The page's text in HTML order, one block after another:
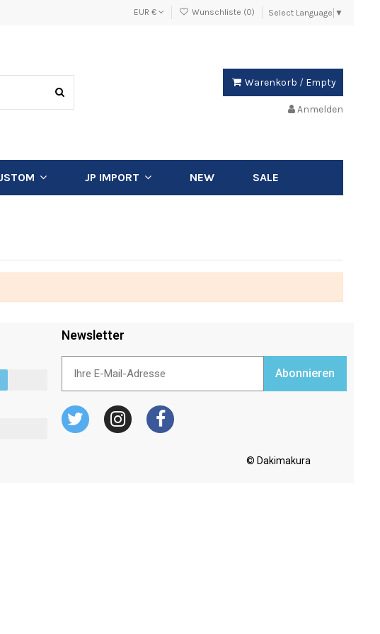
EUR € Wunschliste (0) Select Language ▼
Warenkorb / Empty
Anmelden
JP IMPORT NEW SALE
Newsletter
Abonnieren
© Dakimakura